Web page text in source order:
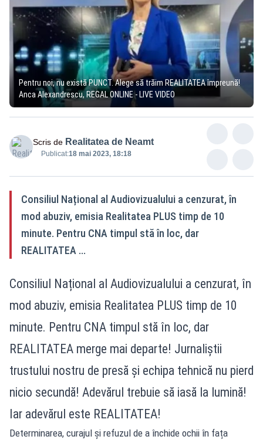
Pentru noi, nu există PUNCT. Alege să trăim REALITATEA împreună!
Anca Alexandrescu, REGAL ONLINE - LIVE VIDEO
Scris de Realitatea de Neamt
Publicat:18 mai 2023, 18:18
Consiliul Național al Audiovizualului a cenzurat, în
mod abuziv, emisia Realitatea PLUS timp de 10
minute. Pentru CNA timpul stă în loc, dar
REALITATEA ...
Consiliul Național al Audiovizualului a cenzurat, în
mod abuziv, emisia Realitatea PLUS timp de 10
minute. Pentru CNA timpul stă în loc, dar
REALITATEA merge mai departe! Jurnaliștii
trustului nostru de presă și echipa tehnică nu pierd
nicio secundă! Adevărul trebuie să iasă la lumină!
Iar adevărul este REALITATEA!
Determinarea, curajul și refuzul de a închide ochii în fața